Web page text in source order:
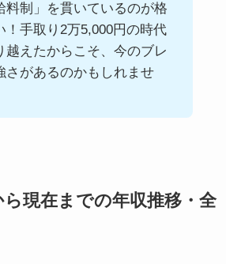
料制」を貫いているのが格
！手取り2万5,000円の時代
越えたからこそ、今のブレ
さがあるのかもしれませ
現在までの年収推移・全